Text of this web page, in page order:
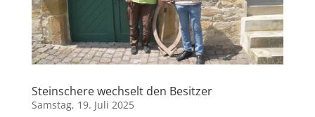
Steinschere wechselt den Besitzer
Samstag, 19. Juli 2025